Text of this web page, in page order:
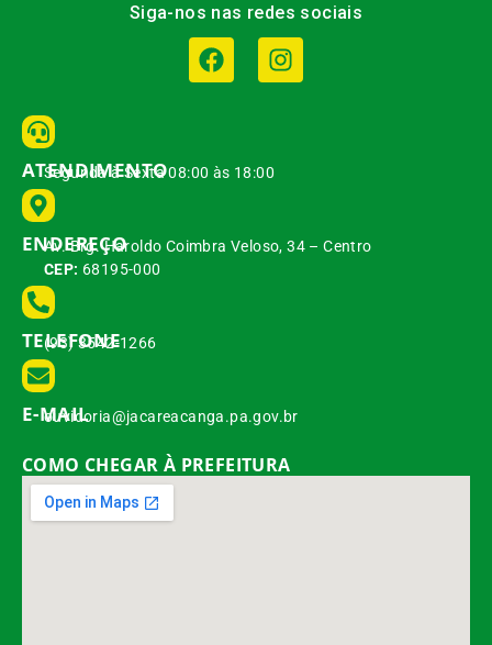
Siga-nos nas redes sociais
ATENDIMENTO
Segunda à Sexta 08:00 às 18:00
ENDEREÇO
Av. Brg. Haroldo Coimbra Veloso, 34 – Centro
CEP: 68195-000
TELEFONE
(93) 3542-1266
E-MAIL
ouvidoria@jacareacanga.pa.gov.br
COMO CHEGAR À PREFEITURA